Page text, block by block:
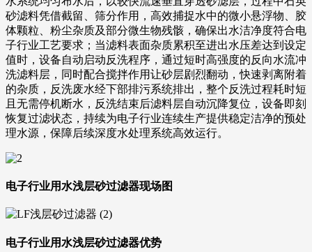
砂滤料凭借截留、筛分作用，高效捕捉水中的微小悬浮物、胶
体颗粒、粉尘杂质及部分微生物残骸，确保出水洁净度符合电
子行业工艺要求；当滤料表面杂质累积至进出水压差达到设定
值时，设备自动启动反洗程序，通过短时高强度的反向水流冲
洗滤料层，同时配合搅拌作用让砂层剧烈翻动，快速剥离附着
的杂质，反洗废水经下部排污系统排出，整个反洗过程耗时短
且无需停机断水，反洗结束后滤料层自动沉降复位，设备即刻
恢复过滤状态，持续为电子行业连续生产提供稳定洁净的预处
理水源，保障后续深度水处理系统高效运行。
电子行业用水浅层砂过滤器现场图
电子行业用水浅层砂过滤器优势